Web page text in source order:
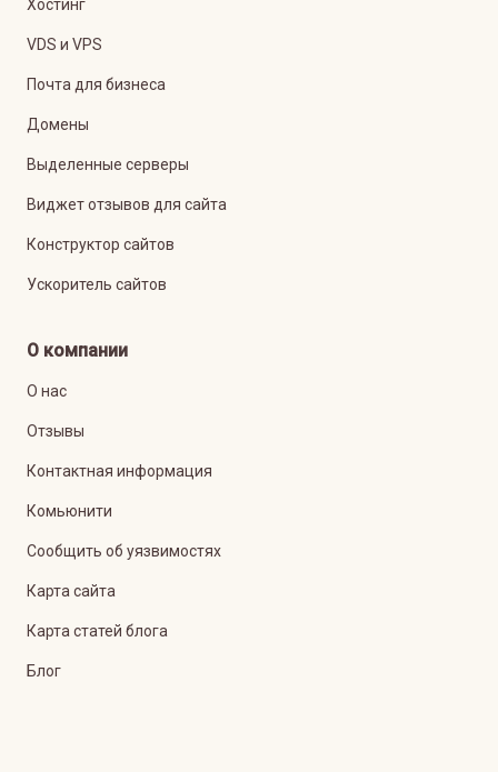
Хостинг
VDS и VPS
Почта для бизнеса
Домены
Выделенные серверы
Виджет отзывов для сайта
Конструктор сайтов
Ускоритель сайтов
О компании
О нас
Отзывы
Контактная информация
Комьюнити
Сообщить об уязвимостях
Карта сайта
Карта статей блога
Блог